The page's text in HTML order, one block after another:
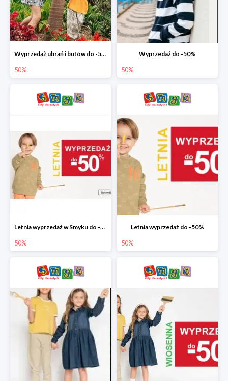
Wyprzedaż ubrań i butów do -50%
50%
Wyprzedaż do -50%
50%
Letnia wyprzedaż w Smyku do -50%
50%
Letnia wyprzedaż do -50%
50%